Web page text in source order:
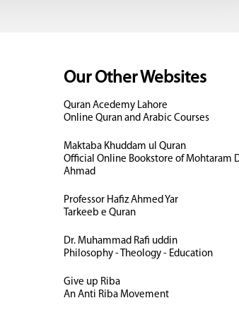
Our Other Websites
Quran Acedemy Lahore
Online Quran and Arabic Courses
Maktaba Khuddam ul Quran
Official Online Bookstore of Mohtaram
Ahmad
Professor Hafiz Ahmed Yar
Tarkeeb e Quran
Dr. Muhammad Rafi uddin
Philosophy - Theology - Education
Give up Riba
An Anti Riba Movement